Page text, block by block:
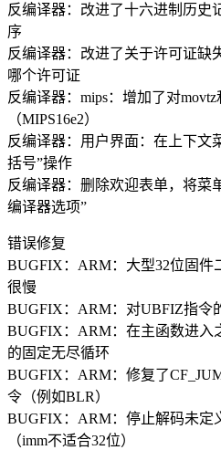
反编译器：改进了十六进制历史
序
反编译器：改进了关于许可证缺
哪个许可证
反编译器：mips：增加了对
（MIPS16e2）
反编译器：用户界面：在上下文
括号”操作
反编译器：删除欢迎表单，将菜
编译器选项”
错误修复
BUGFIX：ARM：大型32位固件
很慢
BUGFIX：ARM：对UBFIZ指令
BUGFIX：ARM：在主函数进入
的固定无尽循环
BUGFIX：ARM：修复了
令（例如BLR）
BUGFIX：ARM：停止解码未定
（imm不适合32位）